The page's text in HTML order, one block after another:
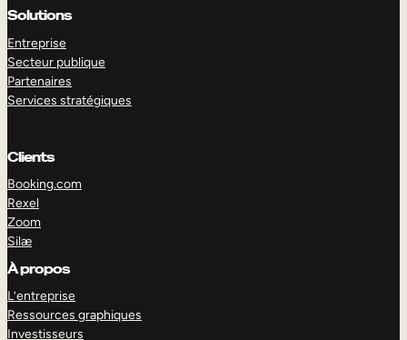
Solutions
Entreprise
Secteur publique
Partenaires
Services stratégiques
Clients
Booking.com
Rexel
Zoom
Silæ
À propos
L’entreprise
Ressources graphiques
Investisseurs